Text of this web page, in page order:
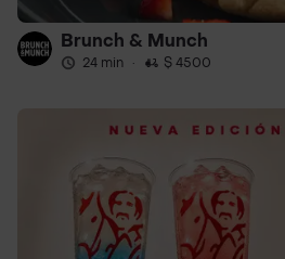
Brunch & Munch
24 min · $ 4500